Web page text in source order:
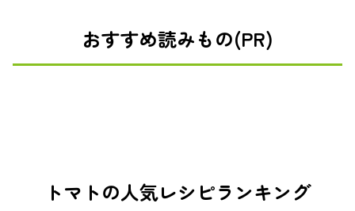
おすすめ読みもの(PR)
トマトの人気レシピランキング